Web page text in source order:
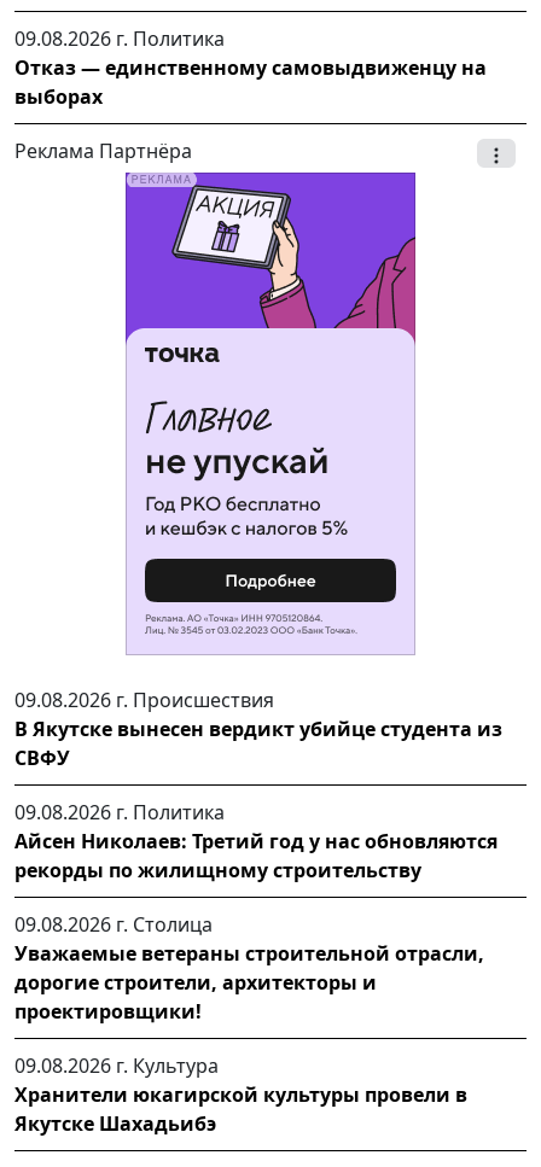
09.08.2026 г. Политика
Отказ — единственному самовыдвиженцу на
выборах
Реклама Партнёра
09.08.2026 г. Происшествия
В Якутске вынесен вердикт убийце студента из
СВФУ
09.08.2026 г. Политика
Айсен Николаев: Третий год у нас обновляются
рекорды по жилищному строительству
09.08.2026 г. Столица
Уважаемые ветераны строительной отрасли,
дорогие строители, архитекторы и
проектировщики!
09.08.2026 г. Культура
Хранители юкагирской культуры провели в
Якутске Шахадьибэ